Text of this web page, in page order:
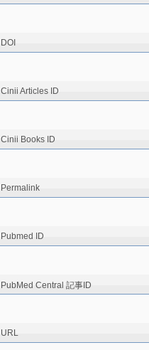
DOI
Cinii Articles ID
Cinii Books ID
Permalink
Pubmed ID
PubMed Central 記事ID
URL